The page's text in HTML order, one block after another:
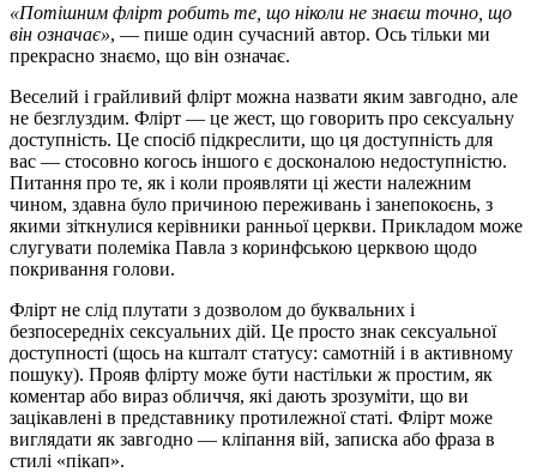
«Потішним флірт робить те, що ніколи не знаєш точно, що
він означає», — пише один сучасний автор. Ось тільки ми
прекрасно знаємо, що він означає.
Веселий і грайливий флірт можна назвати яким завгодно, але
не безглуздим. Флірт — це жест, що говорить про сексуальну
доступність. Це спосіб підкреслити, що ця доступність для
вас — стосовно когось іншого є досконалою недоступністю.
Питання про те, як і коли проявляти ці жести належним
чином, здавна було причиною переживань і занепокоєнь, з
якими зіткнулися керівники ранньої церкви. Прикладом може
слугувати полеміка Павла з коринфською церквою щодо
покривання голови.
Флірт не слід плутати з дозволом до буквальних і
безпосередніх сексуальних дій. Це просто знак сексуальної
доступності (щось на кшталт статусу: самотній і в активному
пошуку). Прояв флірту може бути настільки ж простим, як
коментар або вираз обличчя, які дають зрозуміти, що ви
зацікавлені в представнику протилежної статі. Флірт може
виглядати як завгодно — кліпання вій, записка або фраза в
стилі «пікап».